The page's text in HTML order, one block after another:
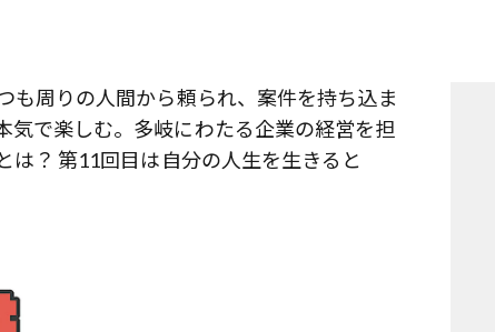
も周りの人間から頼られ、案件を持ち込ま
気で楽しむ。多岐にわたる企業の経営を担
？ 第11回目は自分の人生を生きると